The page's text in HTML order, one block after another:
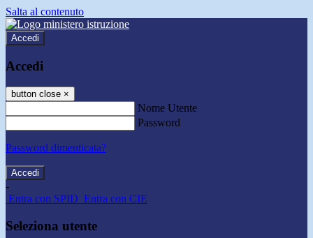
Salta al contenuto
Accedi
Accedi
button close ×
Nome Utente
Password
Password dimenticata?
-
Entra con SPID Entra con CIE
Seleziona utente